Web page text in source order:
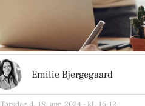
Emilie Bjergegaard